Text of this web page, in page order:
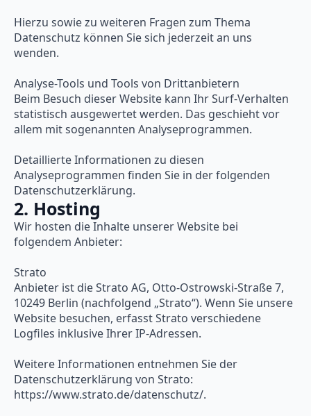
Hierzu sowie zu weiteren Fragen zum Thema
Datenschutz können Sie sich jederzeit an uns
wenden.
Analyse-Tools und Tools von Dritt­anbietern
Beim Besuch dieser Website kann Ihr Surf-Verhalten
statistisch ausgewertet werden. Das geschieht vor
allem mit sogenannten Analyseprogrammen.
Detaillierte Informationen zu diesen
Analyseprogrammen finden Sie in der folgenden
Datenschutzerklärung.
2. Hosting
Wir hosten die Inhalte unserer Website bei
folgendem Anbieter:
Strato
Anbieter ist die Strato AG, Otto-Ostrowski-Straße 7,
10249 Berlin (nachfolgend „Strato“). Wenn Sie unsere
Website besuchen, erfasst Strato verschiedene
Logfiles inklusive Ihrer IP-Adressen.
Weitere Informationen entnehmen Sie der
Datenschutzerklärung von Strato:
https://www.strato.de/datenschutz/.